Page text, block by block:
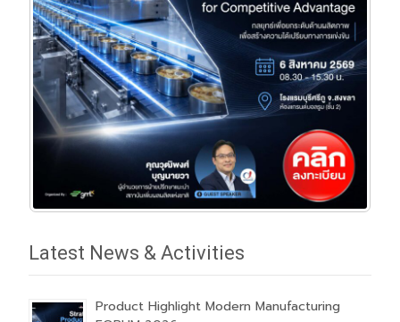
Latest News & Activities
Product Highlight Modern Manufacturing